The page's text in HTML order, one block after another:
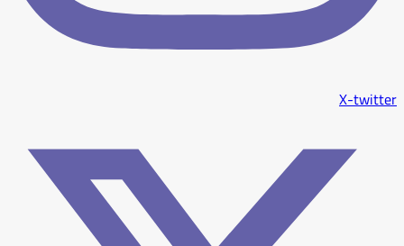
X-twitter